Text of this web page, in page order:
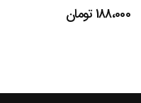
165،000 تومان